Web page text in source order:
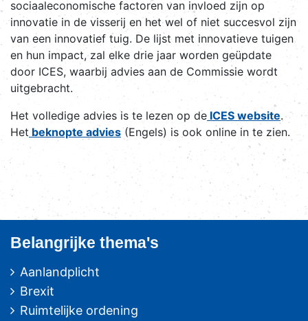
sociaaleconomische factoren van invloed zijn op
innovatie in de visserij en het wel of niet succesvol zijn
van een innovatief tuig. De lijst met innovatieve tuigen
en hun impact, zal elke drie jaar worden geüpdate
door ICES, waarbij advies aan de Commissie wordt
uitgebracht.
Het volledige advies is te lezen op de ICES website.
Het beknopte advies(Engels) is ook online in te zien.
Belangrijke thema's
Aanlandplicht
Brexit
Ruimtelijke ordening